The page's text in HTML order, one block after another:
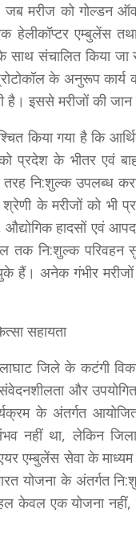
है, जब मरीज को
एम्बुलेंस
संचालित किया जा
प्रोटोकॉल के अनुरूप
है। इससे मरीजों की
किया गया है कि
प्रदेश के भीतर एवं
तरह नि:शुल्क उपलब्ध
श्रेणी के मरीजों को
हादसों एवं
तक नि:शुल्क
हैं। अनेक गंभीर
सहायता
जिले के कटंगी
और
के अंतर्गत
नहीं था, लेकिन
एम्बुलेंस सेवा के माध्यम
योजना के अंतर्गत
केवल एक योजना